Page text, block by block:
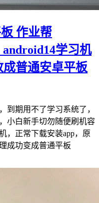
作业帮
学习机
普通安卓平板
到期用不了学习系统了，
小白新手切勿随便刷机容
，正常下载安装app，原
成功变成普通平板